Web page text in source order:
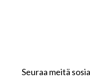
Seuraa meitä